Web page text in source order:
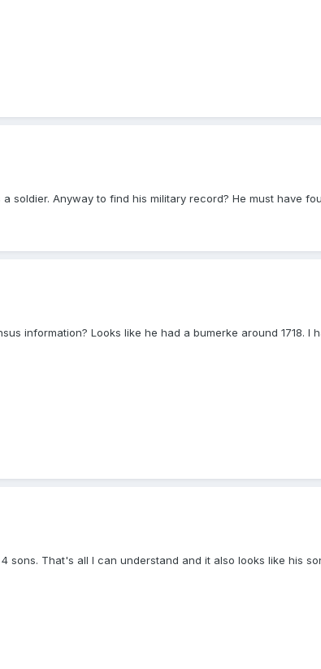
soldier. Anyway to find his military record? He must have
information? Looks like he had a bumerke around 1718.
That's all I can understand and it also looks like his